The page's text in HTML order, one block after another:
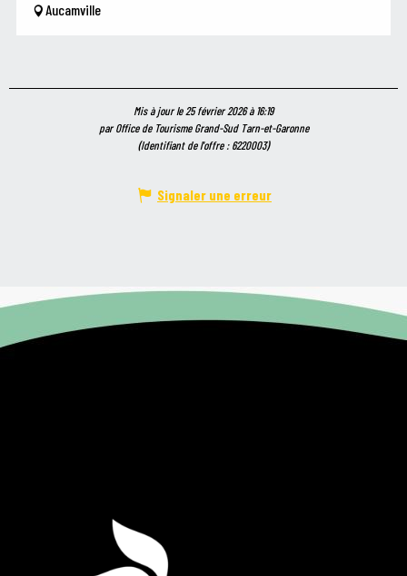
Aucamville
Mis à jour le 25 février 2026 à 16:19
par Office de Tourisme Grand-Sud Tarn-et-Garonne
(Identifiant de l'offre :6220003)
Signaler une erreur